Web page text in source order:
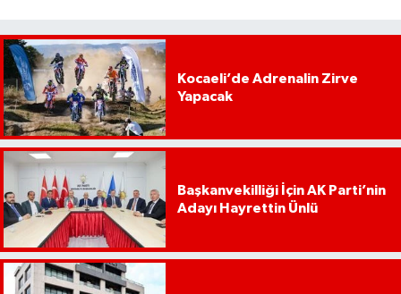
Kocaeli’de Adrenalin Zirve
Yapacak
Başkanvekilliği İçin AK Parti’nin
Adayı Hayrettin Ünlü